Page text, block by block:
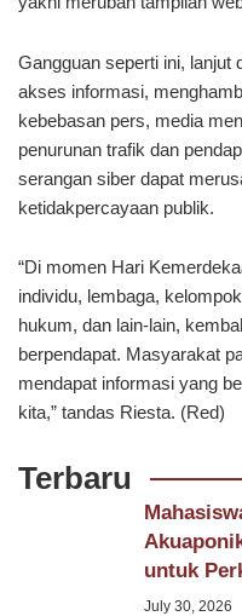
Gangguan seperti ini, lanjut
akses informasi,
kebebasan pers, media
penurunan trafik dan
serangan siber dapat
ketidakpercayaan publik.
“Di momen Hari
individu, lembaga,
hukum, dan lain-lain,
berpendapat. Masyarakat
mendapat informasi yang
kita,” tandas Riesta. (Red)
Terbaru
untuk
July 30, 2026